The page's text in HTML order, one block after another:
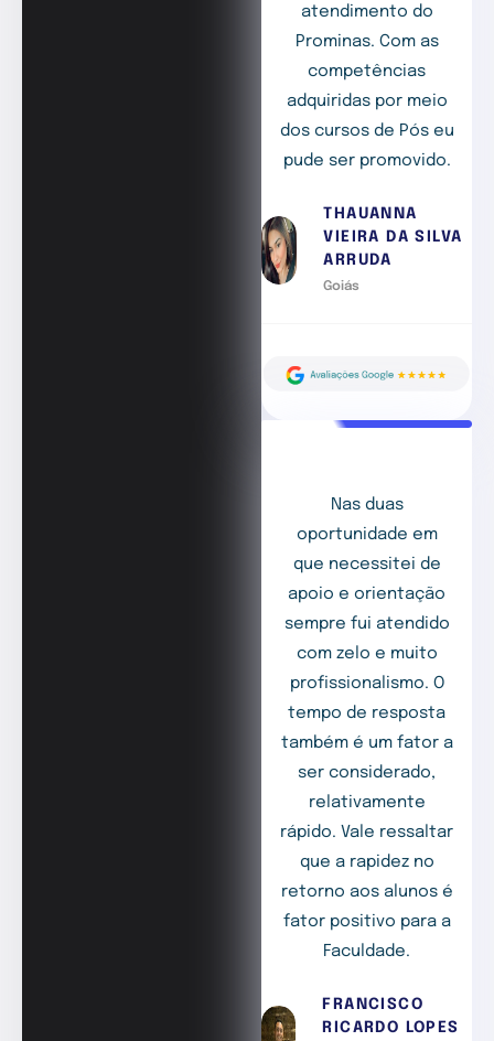
atendimento do
Prominas. Com as
competências
adquiridas por meio
dos cursos de Pós eu
pude ser promovido.
THAUANNA
VIEIRA DA SILVA
ARRUDA
Goiás
Nas duas
oportunidade em
que necessitei de
apoio e orientação
sempre fui atendido
com zelo e muito
profissionalismo. O
tempo de resposta
também é um fator a
ser considerado,
relativamente
rápido. Vale ressaltar
que a rapidez no
retorno aos alunos é
fator positivo para a
Faculdade.
FRANCISCO
RICARDO LOPES